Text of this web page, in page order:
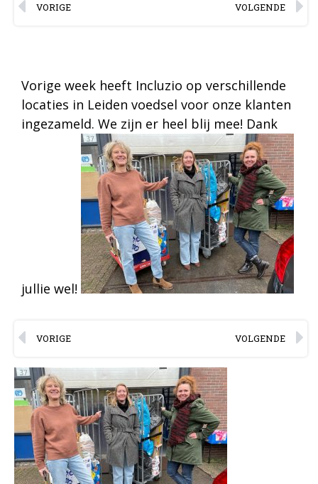
VORIGE VOLGENDE
Vorige week heeft Incluzio op verschillende
locaties in Leiden voedsel voor onze klanten
ingezameld. We zijn er heel blij mee! Dank
jullie wel!
VORIGE VOLGENDE